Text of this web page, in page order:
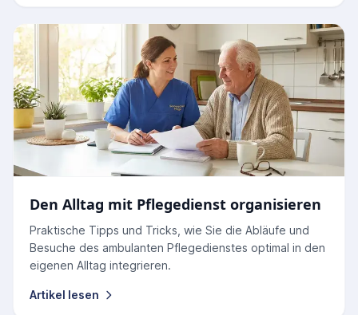
Den Alltag mit Pflegedienst organisieren
Praktische Tipps und Tricks, wie Sie die Abläufe und
Besuche des ambulanten Pflegedienstes optimal in den
eigenen Alltag integrieren.
Artikel lesen